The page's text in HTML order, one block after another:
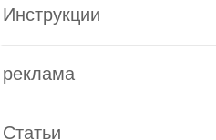
Инструкции
реклама
Статьи